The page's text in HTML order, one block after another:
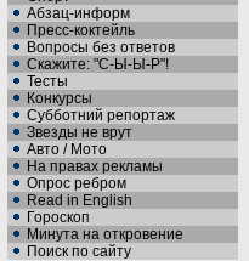
Абзац-информ
Пресс-коктейль
Вопросы без ответов
Скажите: "С-Ы-Ы-Р"!
Тесты
Конкурсы
Субботний репортаж
Звезды не врут
Авто / Мото
На правах рекламы
Опрос ребром
Read in English
Гороскоп
Минута на откровение
Поиск по сайту